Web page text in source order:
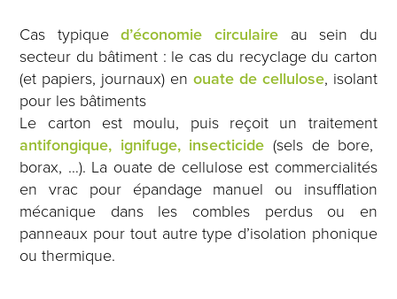
Cas typiqued’économie circulaire au sein du
secteur du bâtiment : le cas du recyclage du carton
(et papiers, journaux) en ouate de cellulose, isolant
pour les bâtiments
Le carton est moulu, puis reçoit un traitement
antifongique, ignifuge, insecticide (sels de bore,
borax, …). La ouate de cellulose est commercialités
en vrac pour épandage manuel ou insufflation
mécanique dans les combles perdus ou en
panneaux pour tout autre type d’isolation phonique
ou thermique.